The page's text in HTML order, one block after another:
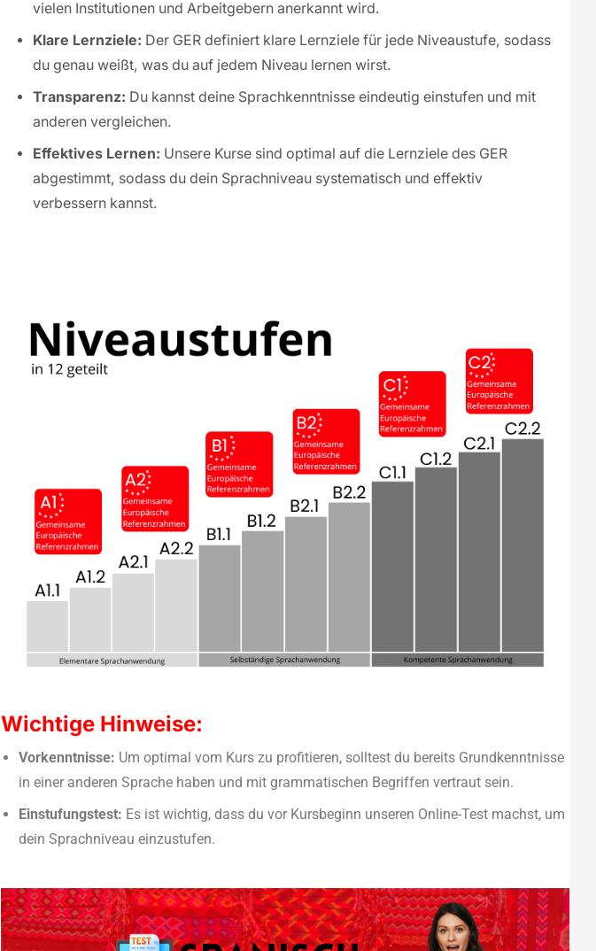
vielen Institutionen und Arbeitgebern anerkannt wird.
Klare Lernziele: Der GER definiert klare Lernziele für jede Niveaustufe, sodass
du genau weißt, was du auf jedem Niveau lernen wirst.
Transparenz: Du kannst deine Sprachkenntnisse eindeutig einstufen und mit
anderen vergleichen.
Effektives Lernen: Unsere Kurse sind optimal auf die Lernziele des GER
abgestimmt, sodass du dein Sprachniveau systematisch und effektiv
verbessern kannst.
Wichtige Hinweise:
Vorkenntnisse: Um optimal vom Kurs zu profitieren, solltest du bereits Grundkenntnisse
in einer anderen Sprache haben und mit grammatischen Begriffen vertraut sein.
Einstufungstest: Es ist wichtig, dass du vor Kursbeginn unseren Online-Test machst, um
dein Sprachniveau einzustufen.